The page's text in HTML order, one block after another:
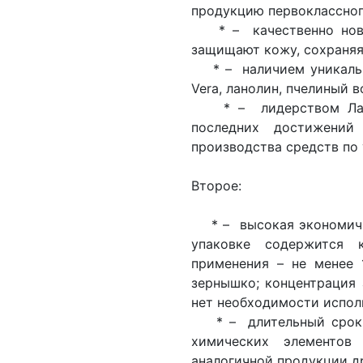
продукцию
* – качественно
защищают кожу,
* – наличием
Vera, ланолин, пчелиный
* – лидерством
последних
производства средств
Второе:
* – высокая
упаковке содержится
применения – не менее
зернышко;
нет необходимости
* – длительный срок
химических